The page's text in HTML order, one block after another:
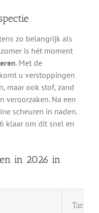
zo belangrijk als
is hét moment
. Met de
u verstoppingen
maar ook stof, zand
veroorzaken. Na een
scheuren in naden.
klaar om dit snel en
in 2026 in
Tarief